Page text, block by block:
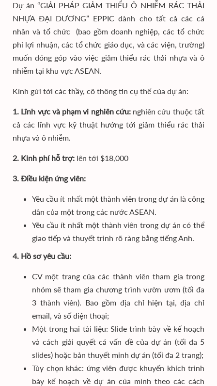
Dự án “GIẢI PHÁP GIẢM THIỂU Ô NHIỄM RÁC THẢI
NHỰA ĐẠI DƯƠNG” EPPIC dành cho tất cả các cá
nhân và tổ chức (bao gồm doanh nghiệp, các tổ chức
phi lợi nhuận, các tổ chức giáo dục, và các viện, trường)
muốn đóng góp vào việc giảm thiểu rác thải nhựa và ô
nhiễm tại khu vực ASEAN.
Kính gửi tới các thầy, cô thông tin cụ thể của dự án:
1. Lĩnh vực và phạm vi nghiên cứu:nghiên cứu thuộc tất
cả các lĩnh vực kỹ thuật hướng tới giảm thiểu rác thải
nhựa và ô nhiễm.
2. Kinh phí hỗ trợ: lên tới $18,000
3. Điều kiện ứng viên:
Yêu cầu ít nhất một thành viên trong dự án là công
dân của một trong các nước ASEAN.
Yêu cầu ít nhất một thành viên trong dự án có thể
giao tiếp và thuyết trình rõ ràng bằng tiếng Anh.
4. Hồ sơ yêu cầu:
CV một trang của các thành viên tham gia trong
nhóm sẽ tham gia chương trình vườn ươm (tối đa
3 thành viên). Bao gồm địa chỉ hiện tại, địa chỉ
email, và số điện thoại;
Một trong hai tài liệu: Slide trình bày về kế hoạch
và cách giải quyết cá vấn đề của dự án (tối đa 5
slides) hoặc bản thuyết minh dự án (tối đa 2 trang);
Tùy chọn khác: ứng viên được khuyến khích trình
bày kế hoạch về dự án của mình theo các cách